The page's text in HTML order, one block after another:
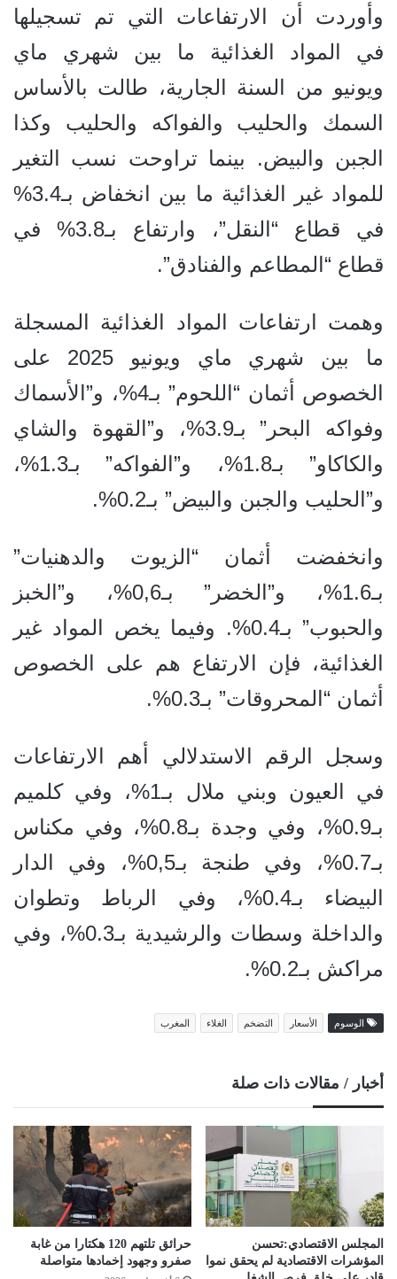
وأوردت أن الارتفاعات التي تم تسجيلها
في المواد الغذائية ما بين شهري ماي
ويونيو من السنة الجارية، طالت بالأساس
السمك والحليب والفواكه والحليب وكذا
الجبن والبيض. بينما تراوحت نسب التغير
للمواد غير الغذائية ما بين انخفاض بـ3.4%
في قطاع “النقل”، وارتفاع بـ3.8% في
قطاع “المطاعم والفنادق”.
وهمت ارتفاعات المواد الغذائية المسجلة
ما بين شهري ماي ويونيو 2025 على
الخصوص أثمان “اللحوم” بـ4%، و”الأسماك
وفواكه البحر” بـ3.9%، و”القهوة والشاي
والكاكاو” بـ1.8%، و”الفواكه” بـ1.3%،
و”الحليب والجبن والبيض” بـ0.2%.
وانخفضت أثمان “الزيوت والدهنيات”
بـ1.6%، و”الخضر” بـ0,6%، و”الخبز
والحبوب” بـ0.4%. وفيما يخص المواد غير
الغذائية، فإن الارتفاع هم على الخصوص
أثمان “المحروقات” بـ0.3%.
وسجل الرقم الاستدلالي أهم الارتفاعات
في العيون وبني ملال بـ1%، وفي كلميم
بـ0.9%، وفي وجدة بـ0.8%، وفي مكناس
بـ0.7%، وفي طنجة بـ0,5%، وفي الدار
البيضاء بـ0.4%، وفي الرباط وتطوان
والداخلة وسطات والرشيدية بـ0.3%، وفي
مراكش بـ0.2%.
الوسوم الأسعار التضخم الغلاء المغرب
أخبار / مقالات ذات صلة
المجلس الاقتصادي:تحسن
المؤشرات الاقتصادية لم يحقق نموا
حرائق تلتهم 120 هكتارا من غابة
صفرو وجهود إخمادها متواصلة